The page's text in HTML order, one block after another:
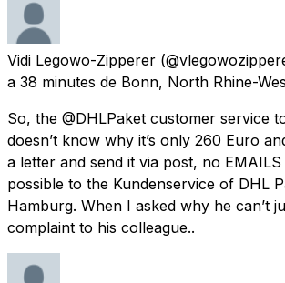
Vidi Legowo-Zipperer
a 38 minutes de Bonn, North Rhine-
So, the @DHLPaket customer service
doesn’t know why it’s only 260 Euro
a letter and send it via post, no
possible to the Kundenservice of DHL
Hamburg. When I asked why he can’t
complaint to his colleague..